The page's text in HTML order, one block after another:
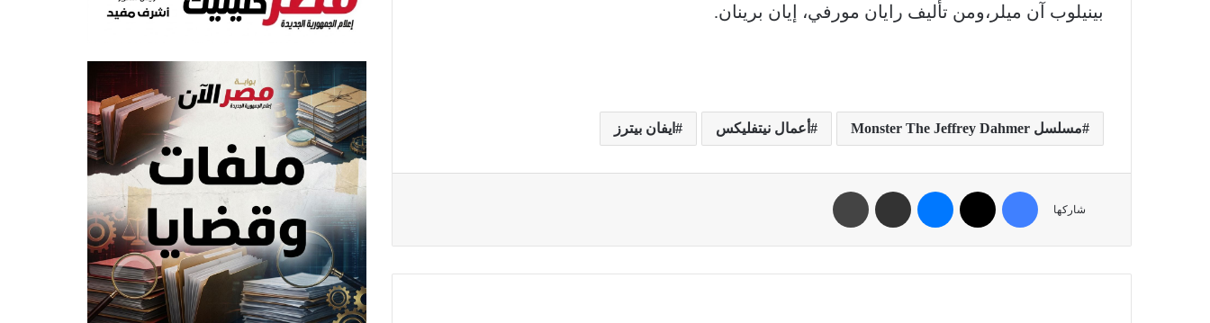
بينيلوب آن ميلر،ومن تأليف رايان مورفي، إيان برينان.
مسلسل Monster The Jeffrey Dahmer أعمال نيتفليكس ايفان بيترز
شاركها